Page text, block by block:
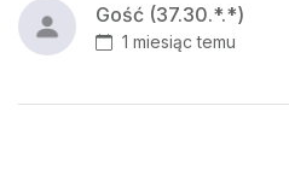
Gość (37.30.*.*)
1 miesiąc temu